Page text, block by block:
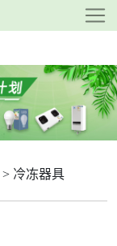
> 冷冻器具